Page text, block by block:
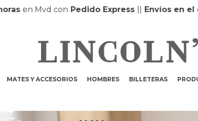
en Mvd conPedido Express||Envíos en el
MATES Y ACCESORIOS HOMBRES BILLETERAS